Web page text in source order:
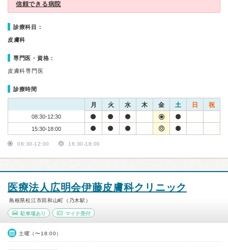
信頼できる病院
診療科目：
皮膚科
専門医・資格：
皮膚科専門医
診療時間
月 火 水 木 金 土 日 祝
08:30-12:30
15:30-18:00
08:30-12:00 16:30-18:00
医療法人広明会伊藤皮膚科クリニック
島根県松江市田和山町（乃木駅）
駐車場あり マイナ受付
土曜（〜18:00）